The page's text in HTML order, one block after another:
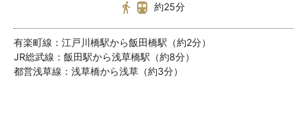
約25分
有楽町線：江戸川橋駅から飯田橋駅（約2分）
JR総武線：飯田駅から浅草橋駅（約8分）
都営浅草線：浅草橋から浅草（約3分）